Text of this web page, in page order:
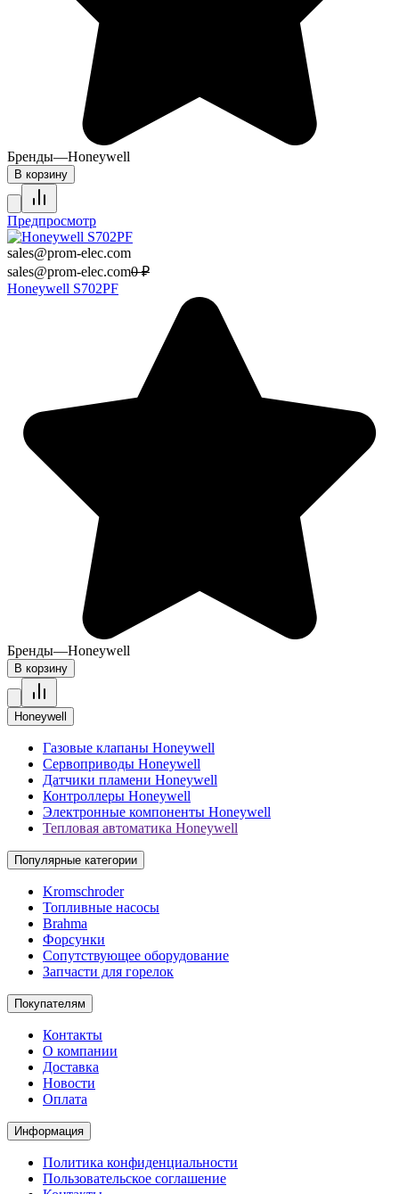
Бренды—Honeywell
В корзину
Предпросмотр
sales@prom-elec.com
sales@prom-elec.com0 ₽
Honeywell S702PF
Бренды—Honeywell
В корзину
Honeywell
Газовые клапаны Honeywell
Сервоприводы Honeywell
Датчики пламени Honeywell
Контроллеры Honeywell
Электронные компоненты Honeywell
Тепловая автоматика Honeywell
Популярные категории
Kromschroder
Топливные насосы
Brahma
Форсунки
Сопутствующее оборудование
Запчасти для горелок
Покупателям
Контакты
О компании
Доставка
Новости
Оплата
Информация
Политика конфиденциальности
Пользовательское соглашение